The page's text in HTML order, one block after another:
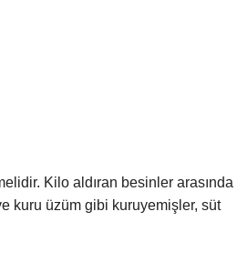
Kilo aldıran besinler arasında
ve kuru üzüm gibi kuruyemişler, süt